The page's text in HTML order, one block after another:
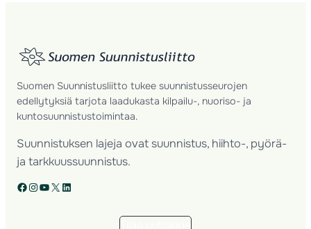
Suomen Suunnistusliitto tukee suunnistusseurojen
edellytyksiä tarjota laadukasta kilpailu-, nuoriso- ja
kuntosuunnistustoimintaa.
Suunnistuksen lajeja ovat suunnistus, hiihto-, pyörä-
ja tarkkuussuunnistus.
Facebook Instagram YouTube X LinkedIn